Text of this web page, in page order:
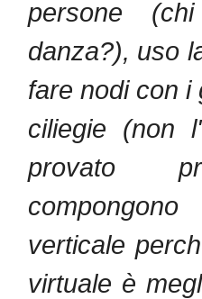
persone
danza?), uso
fare nodi con i
ciliegie (non
provato
verticale
virtuale è